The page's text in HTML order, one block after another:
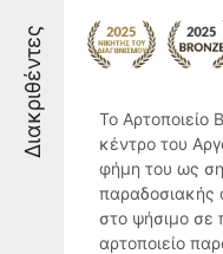
Διακριθέντες
Το Αρτοποιείο
κέντρο του
φήμη του ως
παραδοσιακής
στο ψήσιμο σε
αρτοποιείο